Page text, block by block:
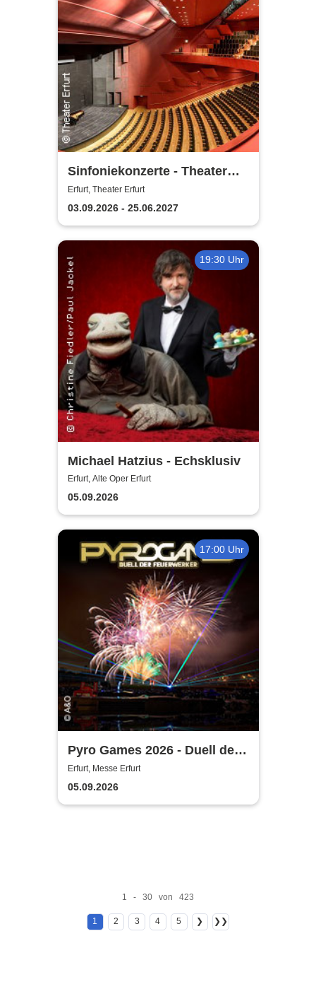
Sinfoniekonzerte - Theater
Erfurt
Erfurt, Theater Erfurt
03.09.2026 - 25.06.2027
19:30 Uhr
Michael Hatzius - Echsklusiv
Erfurt, Alte Oper Erfurt
05.09.2026
17:00 Uhr
Pyro Games 2026 - Duell der
Feuerwerker
Erfurt, Messe Erfurt
05.09.2026
1 - 30 von 423
1 2 3 4 5 ❯ ❯❯